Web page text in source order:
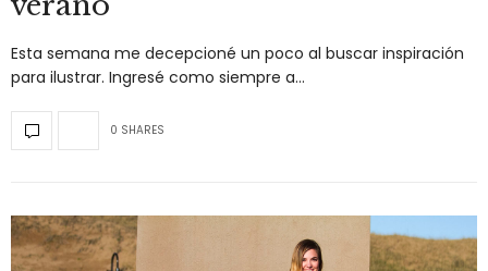
Esta semana me decepcioné un poco al buscar inspiración
para ilustrar. Ingresé como siempre a…
0 SHARES